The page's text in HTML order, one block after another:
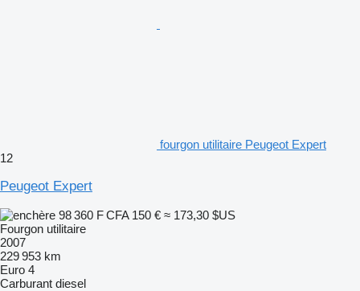
fourgon utilitaire Peugeot Expert
12
Peugeot Expert
98 360 F CFA 150 € ≈ 173,30 $US
Fourgon utilitaire
2007
229 953 km
Euro 4
Carburant diesel